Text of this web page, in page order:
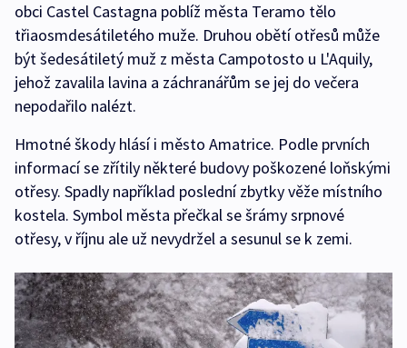
obci Castel Castagna poblíž města Teramo tělo
třiaosmdesátiletého muže. Druhou obětí otřesů může
být šedesátiletý muž z města Campotosto u L'Aquily,
jehož zavalila lavina a záchranářům se jej do večera
nepodařilo nalézt.
Hmotné škody hlásí i město Amatrice. Podle prvních
informací se zřítily některé budovy poškozené loňskými
otřesy. Spadly například poslední zbytky věže místního
kostela. Symbol města přečkal se šrámy srpnové
otřesy, v říjnu ale už nevydržel a sesunul se k zemi.